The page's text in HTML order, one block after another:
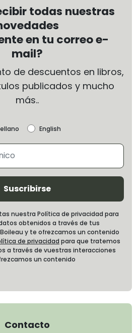
todas nuestras
en tu correo e-
mail?
de descuentos en libros,
publicados y mucho
más..
English
Suscribirse
nuestra Política de privacidad para
obtenidos a través de tus
y te ofrezcamos un contenido
de privacidad para que tratemos
a través de vuestras interacciones
un contenido
Contacto